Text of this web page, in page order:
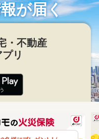
が届く
・不動産
プリ